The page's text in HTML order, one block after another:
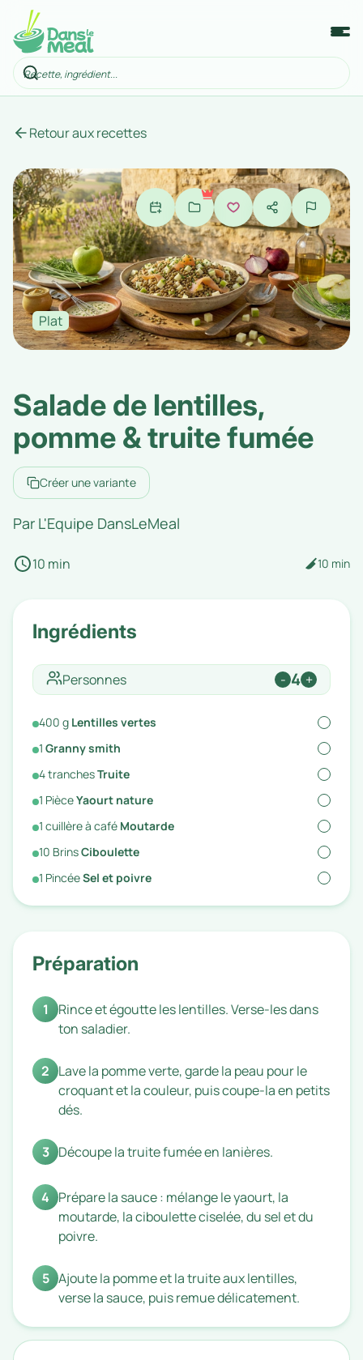
Retour aux recettes
Plat
Salade de lentilles,
pomme & truite fumée
Créer une variante
Par L'Equipe DansLeMeal
10 min 10 min
Ingrédients
Personnes - 4 +
400 g Lentilles vertes
1 Granny smith
4tranchesTruite
1 PièceYaourt nature
1 cuillère à café Moutarde
10 BrinsCiboulette
1 PincéeSel et poivre
Préparation
1
Rince et égoutte les lentilles. Verse-les dans
ton saladier.
2 Lave la pomme verte, garde la peau pour le
croquant et la couleur, puis coupe-la en petits
dés.
3 Découpe la truite fumée en lanières.
4 Prépare la sauce : mélange le yaourt, la
moutarde, la ciboulette ciselée, du sel et du
poivre.
5 Ajoute la pomme et la truite aux lentilles,
verse la sauce, puis remue délicatement.